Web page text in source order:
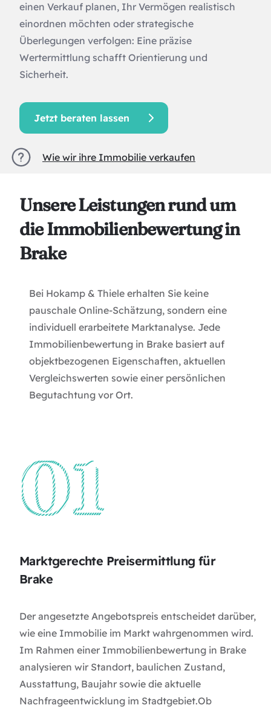
einen Verkauf planen, Ihr Vermögen realistisch
einordnen möchten oder strategische
Überlegungen verfolgen: Eine präzise
Wertermittlung schafft Orientierung und
Sicherheit.
Jetzt beraten lassen
Wie wir ihre Immobilie verkaufen
Unsere Leistungen rund um
die Immobilienbewertung in
Brake
Bei Hokamp & Thiele erhalten Sie keine
pauschale Online-Schätzung, sondern eine
individuell erarbeitete Marktanalyse. Jede
Immobilienbewertung in Brake basiert auf
objektbezogenen Eigenschaften, aktuellen
Vergleichswerten sowie einer persönlichen
Begutachtung vor Ort.
Marktgerechte Preisermittlung für
Brake
Der angesetzte Angebotspreis entscheidet darüber,
wie eine Immobilie im Markt wahrgenommen wird.
Im Rahmen einer Immobilienbewertung in Brake
analysieren wir Standort, baulichen Zustand,
Ausstattung, Baujahr sowie die aktuelle
Nachfrageentwicklung im Stadtgebiet.Ob